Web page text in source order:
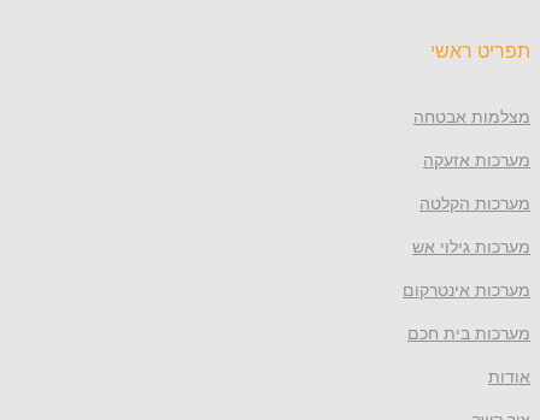
ראשי
אבטחה
אזעקה
הקלטה
אש
אינטרקום
בית חכם